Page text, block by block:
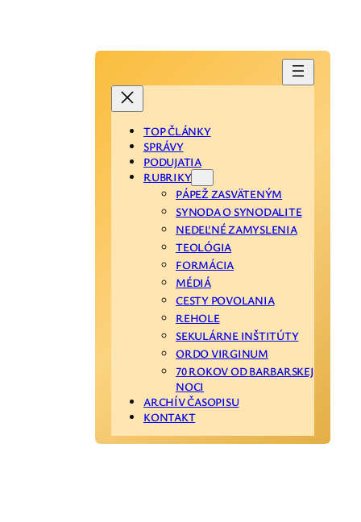
TOP ČLÁNKY
SPRÁVY
PODUJATIA
RUBRIKY
PÁPEŽ ZASVÄTENÝM
SYNODA O SYNODALITE
NEDEĽNÉ ZAMYSLENIA
TEOLÓGIA
FORMÁCIA
MÉDIÁ
CESTY POVOLANIA
REHOLE
SEKULÁRNE INŠTITÚTY
ORDO VIRGINUM
70 ROKOV OD BARBARSKEJ
NOCI
ARCHÍV ČASOPISU
KONTAKT